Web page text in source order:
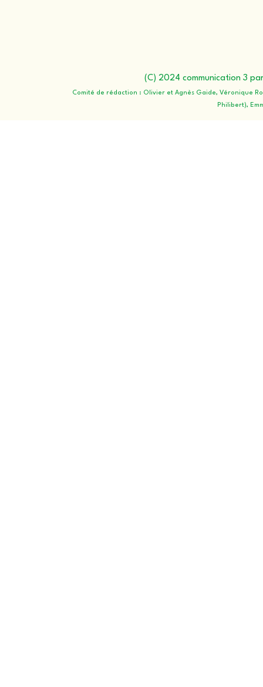
(C) 2024 communication 3
Comité de rédaction : Olivier et Agnès Gaide, Véronique
Philibert),